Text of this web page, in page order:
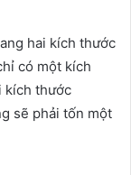
hai kích thước
có một kích
kích thước
sẽ phải tốn một